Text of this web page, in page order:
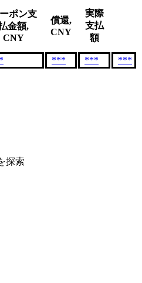
ポン支
金額,
CNY
償還,
CNY
実際
支払
額
*** ***
***
探索